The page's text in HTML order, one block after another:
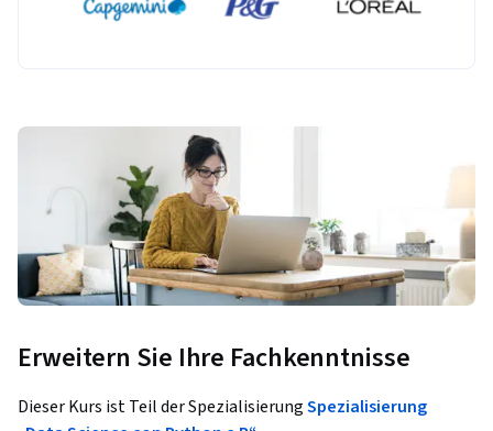
Erweitern Sie Ihre Fachkenntnisse
Dieser Kurs ist Teil der SpezialisierungSpezialisierung